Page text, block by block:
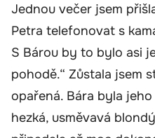
Jednou večer jsem
Petra telefonovat s
S Bárou by to bylo asi
pohodě.“ Zůstala jsem
opařená. Bára byla
hezká, usměvavá